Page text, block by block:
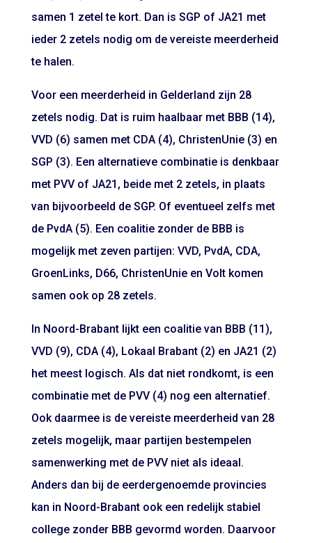
samen 1 zetel te kort. Dan is SGP of JA21 met
ieder 2 zetels nodig om de vereiste meerderheid
te halen.
Voor een meerderheid in Gelderland zijn 28
zetels nodig. Dat is ruim haalbaar met BBB (14),
VVD (6) samen met CDA (4), ChristenUnie (3) en
SGP (3). Een alternatieve combinatie is denkbaar
met PVV of JA21, beide met 2 zetels, in plaats
van bijvoorbeeld de SGP. Of eventueel zelfs met
de PvdA (5). Een coalitie zonder de BBB is
mogelijk met zeven partijen: VVD, PvdA, CDA,
GroenLinks, D66, ChristenUnie en Volt komen
samen ook op 28 zetels.
In Noord-Brabant lijkt een coalitie van BBB (11),
VVD (9), CDA (4), Lokaal Brabant (2) en JA21 (2)
het meest logisch. Als dat niet rondkomt, is een
combinatie met de PVV (4) nog een alternatief.
Ook daarmee is de vereiste meerderheid van 28
zetels mogelijk, maar partijen bestempelen
samenwerking met de PVV niet als ideaal.
Anders dan bij de eerdergenoemde provincies
kan in Noord-Brabant ook een redelijk stabiel
college zonder BBB gevormd worden. Daarvoor